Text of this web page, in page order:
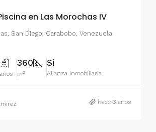
en Las Morochas IV
San Diego, Carabobo, Venezuela
360
m²
Si
Alianza Inmobiliaria
hace 3 años